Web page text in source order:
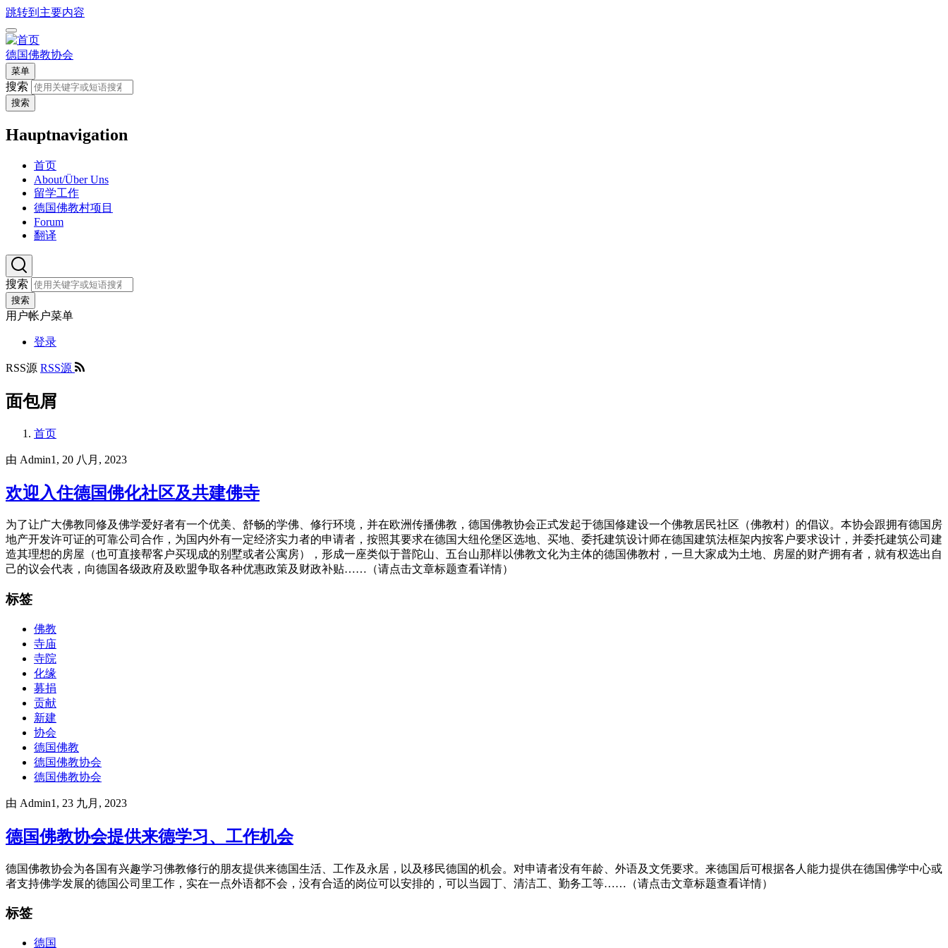
跳转到主要内容
德国佛教协会
菜单
搜索
搜索
Hauptnavigation
首页
About/Über Uns
留学工作
德国佛教村项目
Forum
翻译
搜索
搜索
用户帐户菜单
登录
RSS源 RSS源
面包屑
首页
由 Admin1 , 20 八月, 2023
欢迎入住德国佛化社区及共建佛寺
为了让广大佛教同修及佛学爱好者有一个优美、舒畅的学佛、修行环境，并在欧洲传播佛教，德国佛教协会正式发起于德国修建设一个佛教居民社区（佛教村）的倡议。本协会跟拥有德国房
地产开发许可证的可靠公司合作，为国内外有一定经济实力者的申请者，按照其要求在德国大纽伦堡区选地、买地、委托建筑设计师在德国建筑法框架内按客户要求设计，并委托建筑公司建
造其理想的房屋（也可直接帮客户买现成的别墅或者公寓房），形成一座类似于普陀山、五台山那样以佛教文化为主体的德国佛教村，一旦大家成为土地、房屋的财产拥有者，就有权选出自
己的议会代表，向德国各级政府及欧盟争取各种优惠政策及财政补贴……（请点击文章标题查看详情）
标签
佛教
寺庙
寺院
化缘
募捐
贡献
新建
协会
德国佛教
德国佛教协会
德国佛教协会
由 Admin1 , 23 九月, 2023
德国佛教协会提供来德学习、工作机会
德国佛教协会为各国有兴趣学习佛教修行的朋友提供来德国生活、工作及永居，以及移民德国的机会。对申请者没有年龄、外语及文凭要求。来德国后可根据各人能力提供在德国佛学中心或
者支持佛学发展的德国公司里工作，实在一点外语都不会，没有合适的岗位可以安排的，可以当园丁、清洁工、勤务工等……（请点击文章标题查看详情）
标签
德国